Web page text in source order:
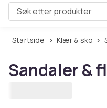
Søk etter produkter
Startside Klær & sko
Sandaler &